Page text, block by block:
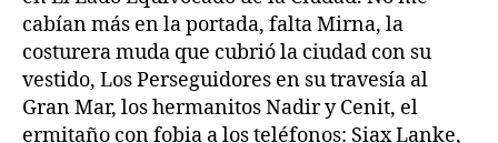
cabían más en la portada, falta Mirna, la
costurera muda que cubrió la ciudad con su
vestido, Los Perseguidores en su travesía al
Gran Mar, los hermanitos Nadir y Cenit, el
ermitaño con fobia a los teléfonos: Siax Lanke,